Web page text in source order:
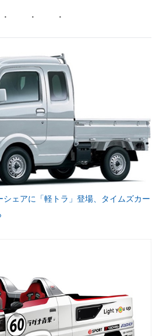
ェアに「軽トラ」登場、タイムズカー